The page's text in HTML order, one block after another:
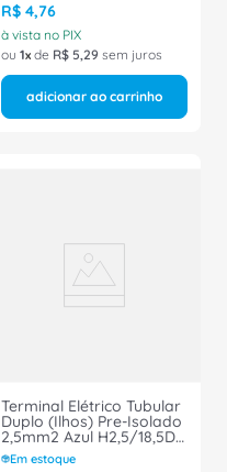
R$ 4,76
à vista no PIX
ou 1 de R$ 5,29 sem juros
adicionar ao carrinho
Terminal Elétrico Tubular
Duplo (Ilhos) Pre-Isolado
2,5mm2 Azul H2,5/18,5D
Conexel
Em estoque